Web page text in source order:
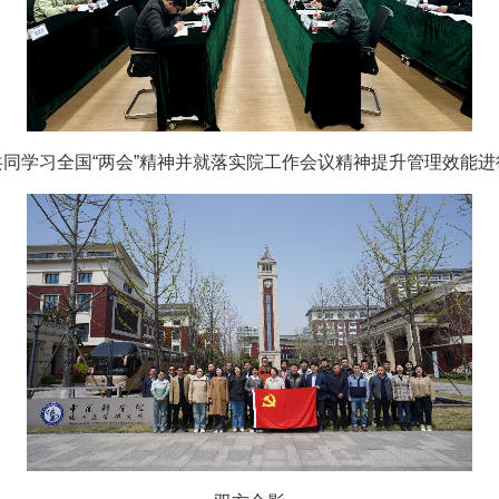
学习全国“两会”精神并就落实院工作会议精神提升管理效能